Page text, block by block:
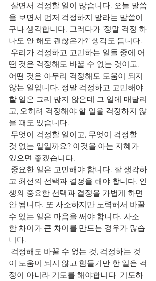
을 보면서 먼저 걱정하지 말라는 말씀이
구나 생각합니다. 그러다가 ‘정말 걱정 하
나도 안 해도 괜찮은가?’ 생각도 듭니다.
떤 것은 걱정해도 바꿀 수 없는 것이고,
어떤 것은 아무리 걱정해도 도움이 되지
않는 일입니다. 정말 걱정하고 고민해야
할 일은 그리 많지 않은데 그 일에 매달리
고, 오히려 걱정해야 할 일을 걱정하지 않
을 때도 있습니다.
것 없는 일일까요? 이것을 아는 지혜가
있으면 좋겠습니다.
고 최선의 선택과 결정을 해야 합니다. 인
생의 중요한 선택과 결정을 가볍게 하면
안 됩니다. 또 사소하지만 노력해서 바꿀
수 있는 일은 마음을 써야 합니다. 사소
한 차이가 큰 차이를 만드는 경우가 많습
니다.
이 도움이 되지 않고 힘들기만 한 일은 걱
정이 아니라 기도를 해야합니다. 기도하